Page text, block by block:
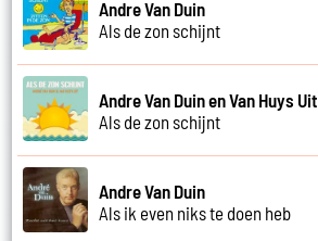
Andre Van Duin
Als de zon schijnt
Andre Van Duin en Van Huys Uit
Als de zon schijnt
Andre Van Duin
Als ik even niks te doen heb